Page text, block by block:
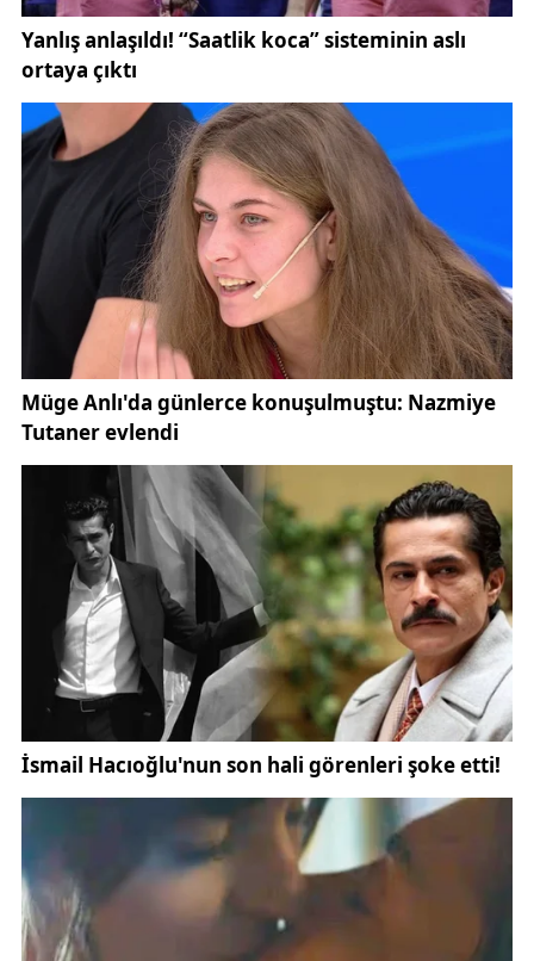
yol açabiliyor. Bu kapsamda konu, yalnızca bireysel
bir davranış bozukluğu olarak değil, aynı zamanda
toplumsal bir sorun
Nurdan Kayahan, zorbalığın yalnızca mağdurları
değil, zorbalığı yapan bireyleri de olumsuz
etkilediğine dikkat çekti. Güç gösterisiyle kendini
kabul ettirmeye çalışan çocukların çoğunlukla
duygularını ifade etmekte zorlandığını ve sağlıklı
iletişim kuramadığını belirten Kayahan, empati
yoksunluğunun bu davranışların temelinde yer
aldığını söyledi. Zorba gibi görünen çocukların,
sanılanın aksine, iç dünyalarında ciddi sorunlar
yaşadıklarını ve bu sorunları bastırmak için baskıcı
davranışlara yöneldiklerini ifade etti.
Zorbalık yapan bireylerle mutlaka iletişim kurulması
gerektiğini vurgulayan Kayahan, bu davranışların
normal olmadığının açık bir şekilde anlatılmasının
önemine değindi. Zorbalığa uğrayan çocuklar için
pek çok akademik çalışma ve destek mekanizması
bulunduğunu belirten Kayahan, asıl ihmal edilen
noktanın zorbalığı yapan çocuklar olduğunu söyledi.
Bu çocukların duygularını tanımayı ve ifade etmeyi
öğrenmeden, yalnızca cezalandırma yoluna
gidilmesinin sorunu çözmeyeceğini dile getirdi.
Kayahan’ın açıklamalarına göre, akran zorbalığı
günümüzde öyle ciddi boyutlara ulaştı ki, neredeyse
her gün şiddet vakalarıyla karşılaşılıyor. Zorbalık,